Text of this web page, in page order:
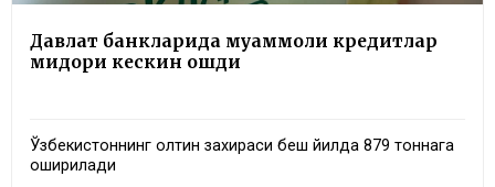
Давлат банкларида муаммоли кредитлар
миқдори кескин ошди
Ўзбекистоннинг олтин захираси беш йилда 879 тоннага
оширилади